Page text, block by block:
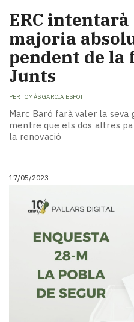
ERC
majoria
pendent de la
Junts
PER TOMÀS GARCIA ESPOT
Marc Baró farà valer la seva
mentre que els dos altres
la renovació
17/05/2023